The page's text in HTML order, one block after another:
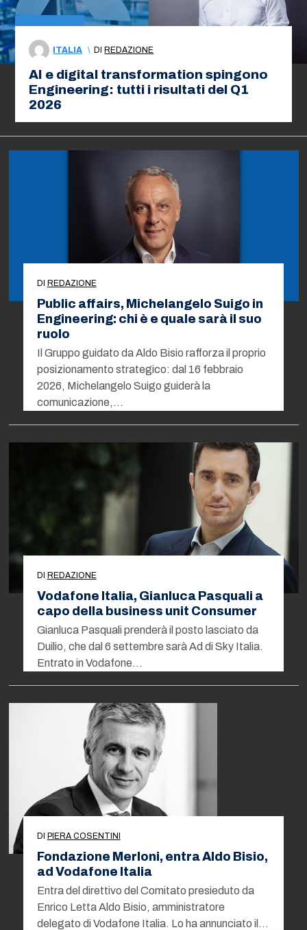
ITALIA \ DI REDAZIONE
AI e digital transformation spingono
Engineering: tutti i risultati del Q1
2026
DI REDAZIONE
Public affairs, Michelangelo Suigo in
Engineering: chi è e quale sarà il suo
ruolo
Il Gruppo guidato da Aldo Bisio rafforza il proprio
posizionamento strategico: dal 16 febbraio
2026, Michelangelo Suigo guiderà la
comunicazione,…
DI REDAZIONE
Vodafone Italia, Gianluca Pasquali a
capo della business unit Consumer
Gianluca Pasquali prenderà il posto lasciato da
Duilio, che dal 6 settembre sarà Ad di Sky Italia.
Entrato in Vodafone…
DI PIERA COSENTINI
Fondazione Merloni, entra Aldo Bisio,
ad Vodafone Italia
Entra del direttivo del Comitato presieduto da
Enrico Letta Aldo Bisio, amministratore
delegato di Vodafone Italia. Lo ha annunciato il…